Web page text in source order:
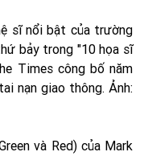
sĩ nổi bật của trường
bảy trong "10 họa sĩ
Times công bố năm
nạn giao thông. Ảnh:
và Red) của Mark